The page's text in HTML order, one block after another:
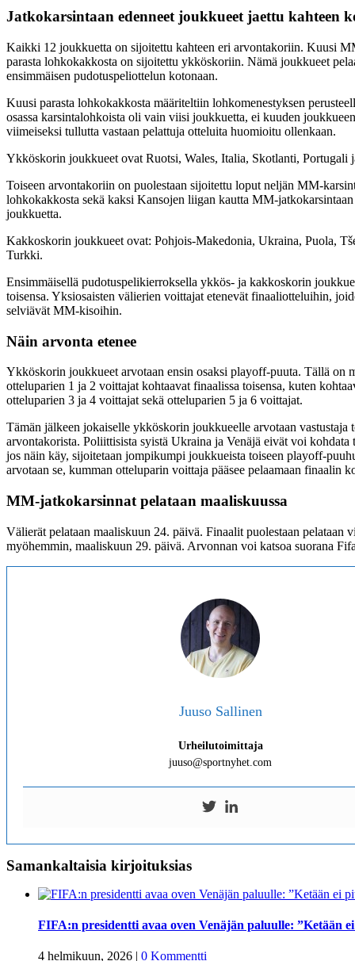
Jatkokarsintaan edenneet joukkueet jaettu kahteen
Kaikki 12 joukkuetta on sijoitettu kahteen eri arvontakoriin. Kuusi
parasta lohkokakkosta on sijoitettu ykköskoriin. Nämä joukkueet
ensimmäisen pudotuspeliottelun kotonaan.
Kuusi parasta lohkokakkosta määriteltiin lohkomenestyksen
osassa karsintalohkoista oli vain viisi joukkuetta, ei kuuden
viimeiseksi tullutta vastaan pelattuja otteluita huomioitu ollenkaan.
Ykköskorin joukkueet ovat Ruotsi, Wales, Italia, Skotlanti, Portugali
Toiseen arvontakoriin on puolestaan sijoitettu loput neljän MM-
lohkokakkosta sekä kaksi Kansojen liigan kautta MM-jatkokarsintaan
joukkuetta.
Kakkoskorin joukkueet ovat: Pohjois-Makedonia, Ukraina, Puola,
Turkki.
Ensimmäisellä pudotuspelikierroksella ykkös- ja kakkoskorin
toisensa. Yksiosaisten välierien voittajat etenevät finaaliotteluihin,
selviävät MM-kisoihin.
Näin arvonta etenee
Ykköskorin joukkueet arvotaan ensin osaksi playoff-puuta. Tällä on
otteluparien 1 ja 2 voittajat kohtaavat finaalissa toisensa, kuten
otteluparien 3 ja 4 voittajat sekä otteluparien 5 ja 6 voittajat.
Tämän jälkeen jokaiselle ykköskorin joukkueelle arvotaan vastustaja
arvontakorista. Poliittisista syistä Ukraina ja Venäjä eivät voi kohdata
jos näin käy, sijoitetaan jompikumpi joukkueista toiseen playoff-
arvotaan se, kumman otteluparin voittaja pääsee pelaamaan finaalin
MM-jatkokarsinnat pelataan maaliskuussa
Välierät pelataan maaliskuun 24. päivä. Finaalit puolestaan pelataan
myöhemmin, maaliskuun 29. päivä. Arvonnan voi katsoa suorana
Juuso Sallinen
Urheilutoimittaja
juuso@sportnyhet.com
Samankaltaisia kirjoituksias
FIFA:n presidentti avaa oven Venäjän paluulle: ”Ketään
4 helmikuun, 2026 | 0 Kommentti